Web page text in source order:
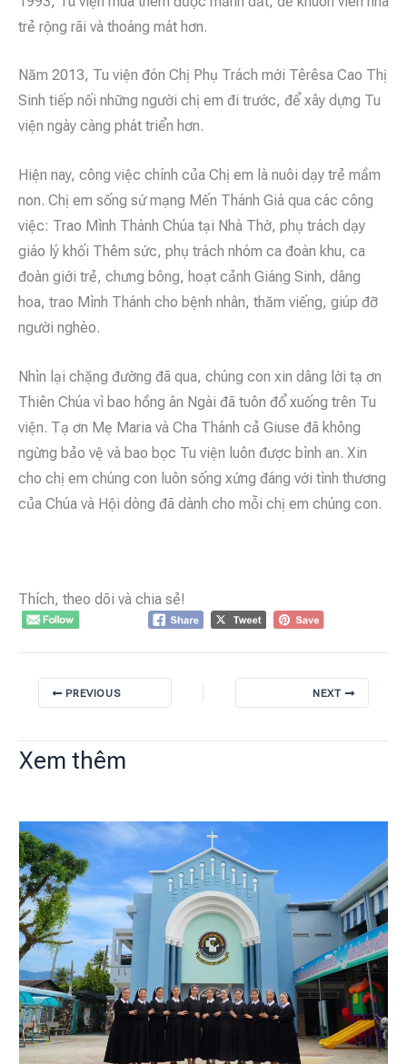
trẻ rộng rãi và thoáng mát hơn.
Năm 2013, Tu viện đón Chị Phụ Trách mới Têrêsa Cao Thị
Sinh tiếp nối những người chị em đi trước, để xây dựng Tu
viện ngày càng phát triển hơn.
Hiện nay, công việc chính của Chị em là nuôi dạy trẻ mầm
non. Chị em sống sứ mạng Mến Thánh Giá qua các công
việc: Trao Mình Thánh Chúa tại Nhà Thờ, phụ trách dạy
giáo lý khối Thêm sức, phụ trách nhóm ca đoàn khu, ca
đoàn giới trẻ, chưng bông, hoạt cảnh Giáng Sinh, dâng
hoa, trao Mình Thánh cho bệnh nhân, thăm viếng, giúp đỡ
người nghèo.
Nhìn lại chặng đường đã qua, chúng con xin dâng lời tạ ơn
Thiên Chúa vì bao hồng ân Ngài đã tuôn đổ xuống trên Tu
viện. Tạ ơn Mẹ Maria và Cha Thánh cả Giuse đã không
ngừng bảo vệ và bao bọc Tu viện luôn được bình an. Xin
cho chị em chúng con luôn sống xứng đáng với tình thương
của Chúa và Hội dòng đã dành cho mỗi chị em chúng con.
Thích, theo dõi và chia sẻ!
PREVIOUS NEXT
Xem thêm